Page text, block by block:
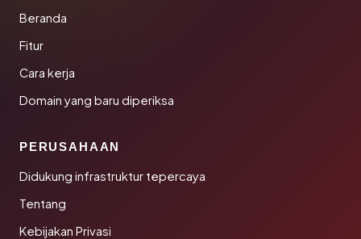
Beranda
Fitur
Cara kerja
Domain yang baru diperiksa
PERUSAHAAN
Didukung infrastruktur tepercaya
Tentang
Kebijakan Privasi